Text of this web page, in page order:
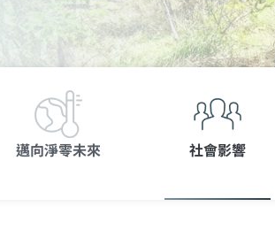
邁向淨零未來 社會影響